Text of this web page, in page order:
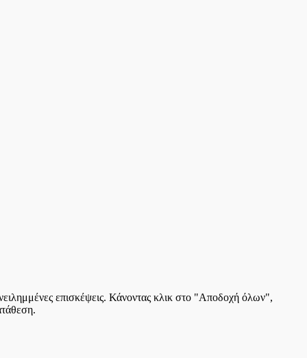
επισκέψεις. Κάνοντας κλικ στο "Αποδοχή όλων",